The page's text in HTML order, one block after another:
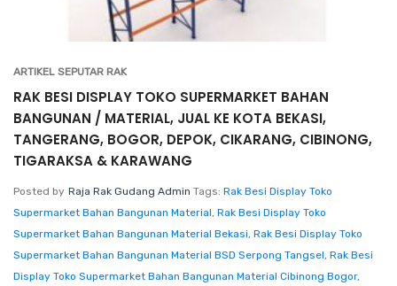
ARTIKEL SEPUTAR RAK
RAK BESI DISPLAY TOKO SUPERMARKET BAHAN
BANGUNAN / MATERIAL, JUAL KE KOTA BEKASI,
TANGERANG, BOGOR, DEPOK, CIKARANG, CIBINONG,
TIGARAKSA & KARAWANG
Posted by Raja Rak Gudang Admin Tags: Rak Besi Display Toko
Supermarket Bahan Bangunan Material, Rak Besi Display Toko
Supermarket Bahan Bangunan Material Bekasi, Rak Besi Display Toko
Supermarket Bahan Bangunan Material BSD Serpong Tangsel, Rak Besi
Display Toko Supermarket Bahan Bangunan Material Cibinong Bogor,